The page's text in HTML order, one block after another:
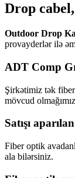
Drop
Outdoor Drop
provayderlər ilə
ADT Comp
Şirkətimiz tək
mövcud
Satışı
Fiber optik
ala bilərsiniz.